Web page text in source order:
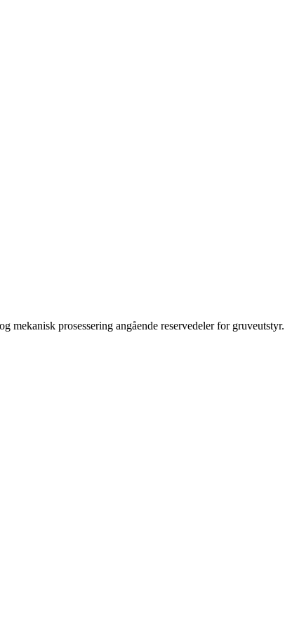
prosessering angående reservedeler for